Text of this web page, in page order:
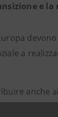
e la
a
anche